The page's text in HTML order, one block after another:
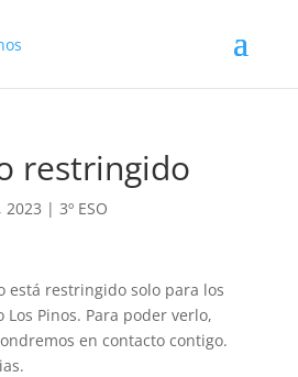
restringido
2023 | 3º ESO
está restringido solo para los
Pinos. Para poder verlo,
en contacto contigo.